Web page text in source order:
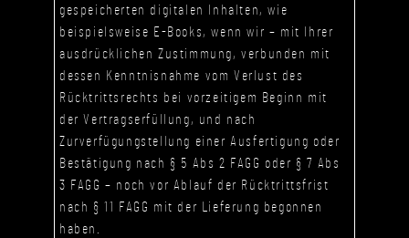
gespeicherten digitalen Inhalten, wie
beispielsweise E-Books, wenn wir – mit Ihrer
ausdrücklichen Zustimmung, verbunden mit
dessen Kenntnisnahme vom Verlust des
Rücktrittsrechts bei vorzeitigem Beginn mit
der Vertragserfüllung, und nach
Zurverfügungstellung einer Ausfertigung oder
Bestätigung nach § 5 Abs 2 FAGG oder § 7 Abs
3 FAGG – noch vor Ablauf der Rücktrittsfrist
nach § 11 FAGG mit der Lieferung begonnen
haben.